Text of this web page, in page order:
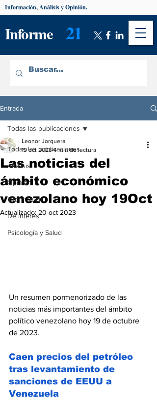
Informe 21
Información, Análisis y Opinión.
Entrada
Todas las publicaciones
Análisis
Opinión
Información
De interés
Psicología y Salud
Todas las publicaciones
Las noticias del
ámbito económico
venezolano hoy 19Oct
Leonor Jorquera
19 oct 2023 4 min de lectura
Actualizado: 20 oct 2023
Un resumen pormenorizado de las
noticias más importantes del ámbito
político venezolano hoy 19 de octubre
de 2023.
Caen precios del petróleo
tras levantamiento de
sanciones de EEUU a
Venezuela